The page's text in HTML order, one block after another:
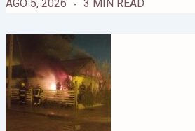
AGO 5, 2026 3 MIN READ